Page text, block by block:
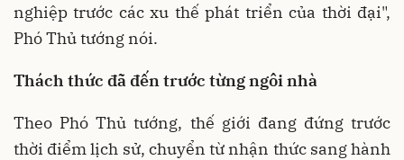
nghiệp trước các xu thế phát triển của thời đại",
Phó Thủ tướng nói.
Thách thức đã đến trước từng ngôi nhà
Theo Phó Thủ tướng, thế giới đang đứng trước
thời điểm lịch sử, chuyển từ nhận thức sang hành